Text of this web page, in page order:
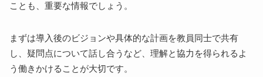
ことも、重要な情報でしょう。
まずは導入後のビジョンや具体的な計画を教員同士で共有
し、疑問点について話し合うなど、理解と協力を得られるよ
う働きかけることが大切です。